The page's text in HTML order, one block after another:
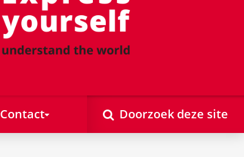
Contact Doorzoek deze site